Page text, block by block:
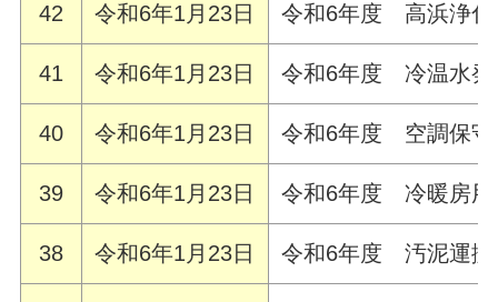
42 令和6年1月23日 令和6年度 高浜浄化
41 令和6年1月23日 令和6年度 冷温水発
40 令和6年1月23日 令和6年度 空調保守
39 令和6年1月23日 令和6年度 冷暖房用
38 令和6年1月23日 令和6年度 汚泥運搬